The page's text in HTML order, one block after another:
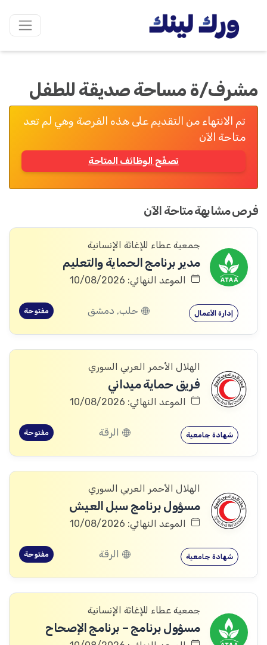
مشرف/ة مساحة صديقة للطفل
تم الانتهاء من التقديم على هذه الفرصة وهي لم تعد
متاحة الآن
تصفّح الوظائف المتاحة
فرص مشابهة متاحة الآن
جمعية عطاء للإغاثة الإنسانية
مدير برنامج الحماية والتعليم
الموعد النهائي: 10/08/2026
إدارة الأعمال حلب, دمشق مفتوحة
الهلال الأحمر العربي السوري
فريق حماية ميداني
الموعد النهائي: 10/08/2026
شهادة جامعية الرقة مفتوحة
الهلال الأحمر العربي السوري
مسؤول برنامج سبل العيش
الموعد النهائي: 10/08/2026
شهادة جامعية الرقة مفتوحة
جمعية عطاء للإغاثة الإنسانية
مسؤول برنامج – برنامج الإصحاح